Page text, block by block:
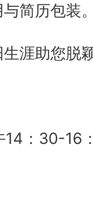
简历包装
涯助您脱
：30-16